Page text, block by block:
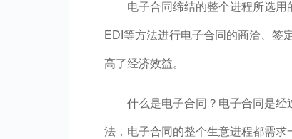
电子合同缔结的整个进程所选用
EDI等方法进行电子合同的商洽、签
高了经济效益。
什么是电子合同？电子合同是
法，电子合同的整个生意进程都需